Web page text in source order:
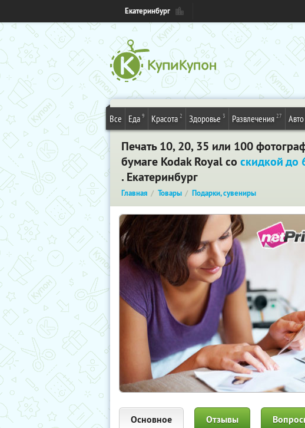
Екатеринбург
Все Еда 9 Красота 2 Здоровье 3 Развлечения 27 Авто
Печать 10, 20, 35 или 100
бумаге Kodak Royal со скидкой до
. Екатеринбург
Главная Товары Подарки, сувениры
Основное Отзывы